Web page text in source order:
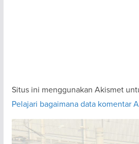
Situs ini menggunakan Akismet
Pelajari bagaimana data komentar